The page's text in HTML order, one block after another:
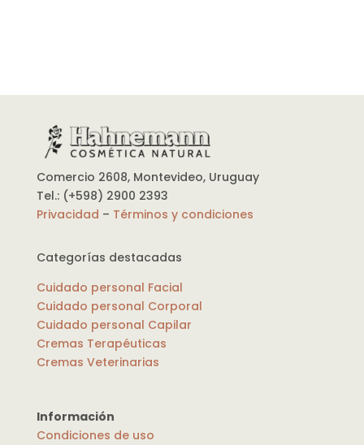
Comercio 2608, Montevideo, Uruguay
Tel.: (+598) 2900 2393
Privacidad – Términos y condiciones
Categorías destacadas
Cuidado personal Facial
Cuidado personal Corporal
Cuidado personal Capilar
Cremas Terapéuticas
Cremas Veterinarias
Información
Condiciones de uso